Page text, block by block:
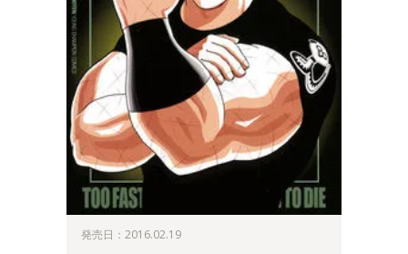
発売日：2016.02.19